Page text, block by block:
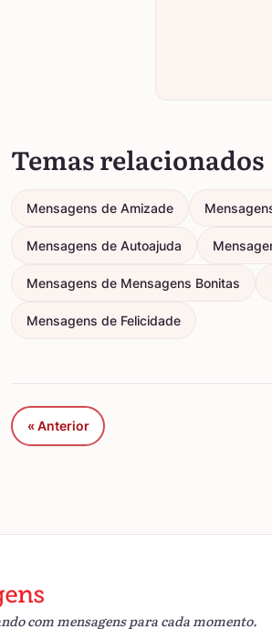
Temas relacionados
Mensagens de Amizade
Mensagens de Autoajuda
Mensagens de Mensagens Bonitas
Mensagens de Felicidade
« Anterior
com mensagens para cada momento.